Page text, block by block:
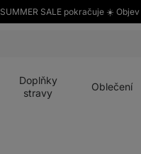
SUMMER SALE pokračuje ☀️
Doplňky
stravy
Oblečení